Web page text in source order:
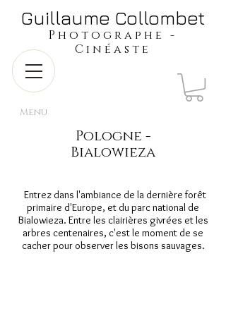
​​​​​​​Guillaume Collombet
​​​Photographe -
Cinéaste
Menu
Pologne -
Bialowieza
Entrez dans l'ambiance de la dernière forêt
primaire d'Europe, et du parc national de
Bialowieza. Entre les clairières givrées et les
arbres centenaires, c'est le moment de se
cacher pour observer les bisons sauvages.